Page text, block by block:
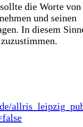
die Worte von
und seinen
In diesem